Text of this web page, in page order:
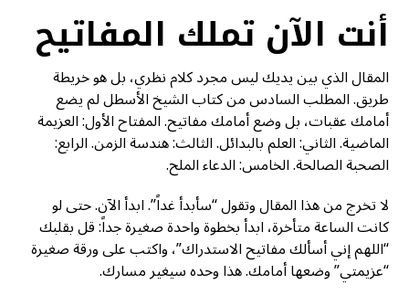
أنت الآن تملك المفاتيح
المقال الذي بين يديك ليس مجرد كلام نظري، بل هو خريطة
طريق. المطلب السادس من كتاب الشيخ الأسطل لم يضع
أمامك عقبات، بل وضع أمامك مفاتيح. المفتاح الأول: العزيمة
الماضية. الثاني: العلم بالبدائل. الثالث: هندسة الزمن. الرابع:
الصحبة الصالحة. الخامس: الدعاء الملح.
لا تخرج من هذا المقال وتقول “سأبدأ غداً”. ابدأ الآن. حتى لو
كانت الساعة متأخرة، ابدأ بخطوة واحدة صغيرة جداً: قل بقلبك
“اللهم إني أسألك مفاتيح الاستدراك”، واكتب على ورقة صغيرة
“عزيمتي” وضعها أمامك. هذا وحده سيغير مسارك.